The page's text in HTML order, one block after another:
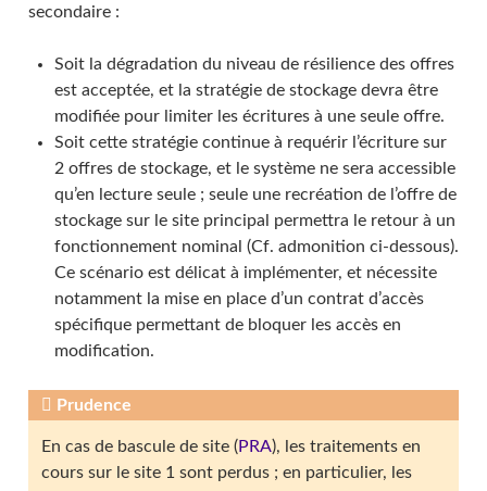
secondaire :
Soit la dégradation du niveau de résilience des offres
est acceptée, et la stratégie de stockage devra être
modifiée pour limiter les écritures à une seule offre.
Soit cette stratégie continue à requérir l’écriture sur
2 offres de stockage, et le système ne sera accessible
qu’en lecture seule ; seule une recréation de l’offre de
stockage sur le site principal permettra le retour à un
fonctionnement nominal (Cf. admonition ci-dessous).
Ce scénario est délicat à implémenter, et nécessite
notamment la mise en place d’un contrat d’accès
spécifique permettant de bloquer les accès en
modification.
Prudence
En cas de bascule de site (PRA), les traitements en
cours sur le site 1 sont perdus ; en particulier, les